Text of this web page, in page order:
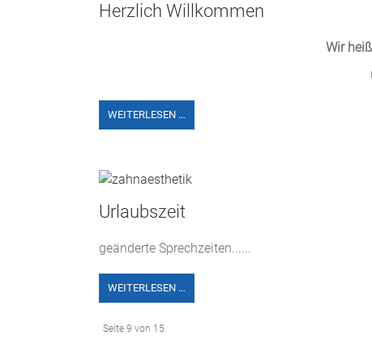
Herzlich Willkommen
Wir
WEITERLESEN …
Urlaubszeit
geänderte Sprechzeiten......
WEITERLESEN …
Seite 9 von 15